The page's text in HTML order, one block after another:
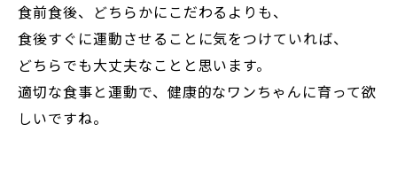
食前食後、どちらかにこだわるよりも、
食後すぐに運動させることに気をつけていれば、
どちらでも大丈夫なことと思います。
適切な食事と運動で、健康的なワンちゃんに育って欲
しいですね。